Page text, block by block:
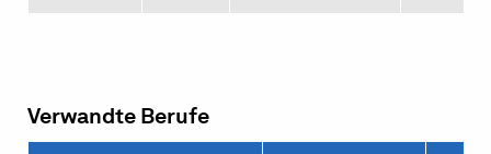
Verwandte Berufe